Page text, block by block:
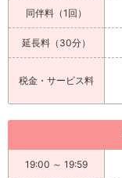
同伴料（1回）
延長料（30分）
税金・サービス料
19:00 ～ 19:59